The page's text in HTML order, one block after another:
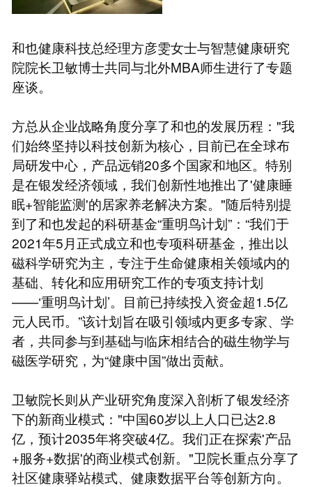
和也健康科技总经理方彦雯女士与智慧健康研究
院院长卫敏博士共同与北外MBA师生进行了专题
座谈。
方总从企业战略角度分享了和也的发展历程："我
们始终坚持以科技创新为核心，目前已在全球布
局研发中心，产品远销20多个国家和地区。特别
是在银发经济领域，我们创新性地推出了'健康睡
眠+智能监测'的居家养老解决方案。"随后特别提
到了和也发起的科研基金“重明鸟计划”：“我们于
2021年5月正式成立和也专项科研基金，推出以
磁科学研究为主，专注于生命健康相关领域内的
基础、转化和应用研究工作的专项支持计划
——‘重明鸟计划’。目前已持续投入资金超1.5亿
元人民币。”该计划旨在吸引领域内更多专家、学
者，共同参与到基础与临床相结合的磁生物学与
磁医学研究，为“健康中国”做出贡献。
卫敏院长则从产业研究角度深入剖析了银发经济
下的新商业模式："中国60岁以上人口已达2.8
亿，预计2035年将突破4亿。我们正在探索'产品
+服务+数据'的商业模式创新。"卫院长重点分享了
社区健康驿站模式、健康数据平台等创新方向。